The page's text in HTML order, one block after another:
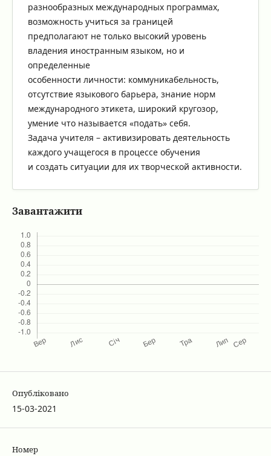
разнообразных международных программах,
возможность учиться за границей
предполагают не только высокий уровень
владения иностранным языком, но и
определенные
особенности личности: коммуникабельность,
отсутствие языкового барьера, знание норм
международного этикета, широкий кругозор,
умение что называется «подать» себя.
Задача учителя – активизировать деятельность
каждого учащегося в процессе обучения
и создать ситуации для их творческой активности.
Завантажити
Опубліковано
15-03-2021
Номер